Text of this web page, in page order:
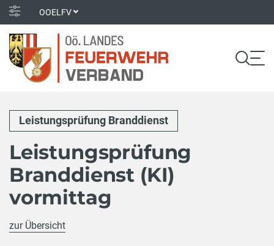
OOELFV
Leistungsprüfung Branddienst
Leistungsprüfung
Branddienst (KI)
vormittag
zur Übersicht